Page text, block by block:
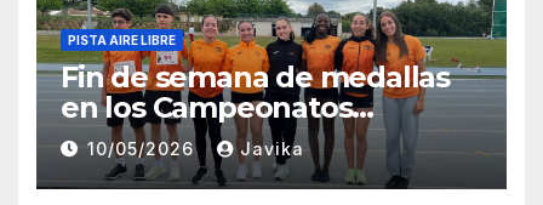
PISTA AIRE LIBRE
Fin de semana de medallas
en los Campeonatos
Provinciales Sub-14 y Sub-16
10/05/2026 Javika